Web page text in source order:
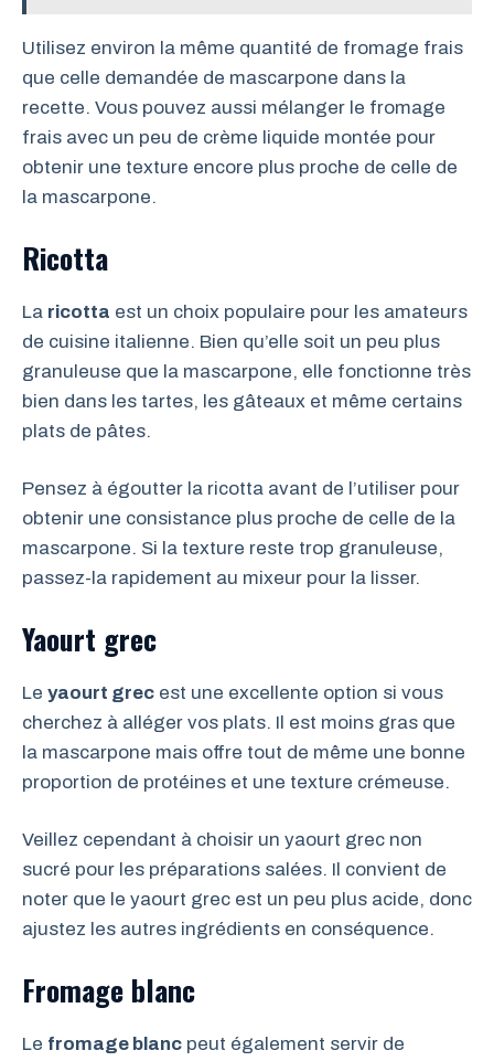
Utilisez environ la même quantité de fromage frais
que celle demandée de mascarpone dans la
recette. Vous pouvez aussi mélanger le fromage
frais avec un peu de crème liquide montée pour
obtenir une texture encore plus proche de celle de
la mascarpone.
Ricotta
La ricotta est un choix populaire pour les amateurs
de cuisine italienne. Bien qu’elle soit un peu plus
granuleuse que la mascarpone, elle fonctionne très
bien dans les tartes, les gâteaux et même certains
plats de pâtes.
Pensez à égoutter la ricotta avant de l’utiliser pour
obtenir une consistance plus proche de celle de la
mascarpone. Si la texture reste trop granuleuse,
passez-la rapidement au mixeur pour la lisser.
Yaourt grec
Le yaourt grec est une excellente option si vous
cherchez à alléger vos plats. Il est moins gras que
la mascarpone mais offre tout de même une bonne
proportion de protéines et une texture crémeuse.
Veillez cependant à choisir un yaourt grec non
sucré pour les préparations salées. Il convient de
noter que le yaourt grec est un peu plus acide, donc
ajustez les autres ingrédients en conséquence.
Fromage blanc
Le fromage blanc peut également servir de